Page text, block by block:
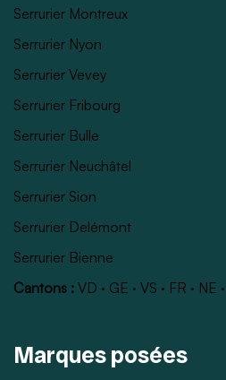
Serrurier Montreux
Serrurier Nyon
Serrurier Vevey
Serrurier Fribourg
Serrurier Bulle
Serrurier Neuchâtel
Serrurier Sion
Serrurier Delémont
Serrurier Bienne
Cantons : VD · GE · VS · FR · NE ·
Marques posées